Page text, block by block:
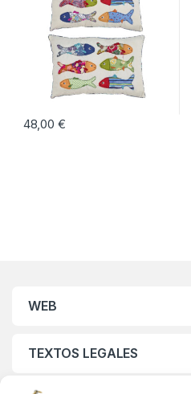
48,00 €
WEB
TEXTOS LEGALES